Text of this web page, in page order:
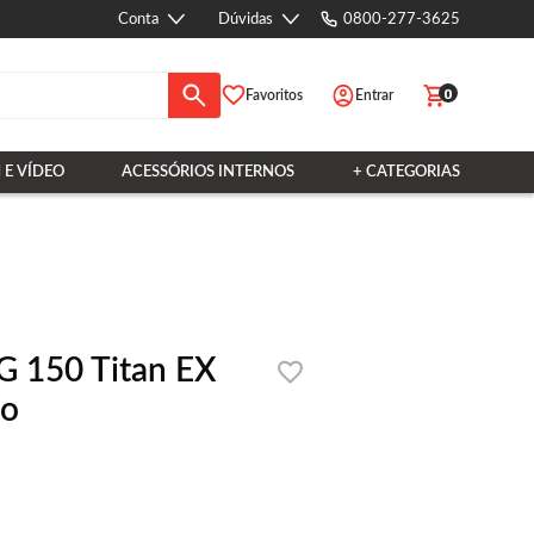
Conta Dúvidas 0800-277-3625
Favoritos Entrar 0
E VÍDEO ACESSÓRIOS INTERNOS + CATEGORIAS
150 Titan EX